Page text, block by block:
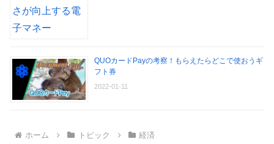
QUOカードPayの考察！もらえたらどこで使おうギ
フト券
2022-01-11
ホーム トピック 経済